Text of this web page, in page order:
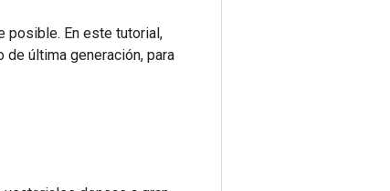
posible. En este tutorial,
de última generación, para